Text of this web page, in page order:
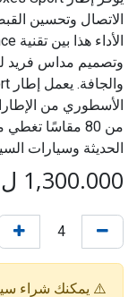
الاتصال وتحسين
وتصميم مداس فريد
الأسطوري من
من 80 مقاسًا
الحديثة وسيارات
1,300.000
⚠️ يمكنك شراء سيريا واحدة